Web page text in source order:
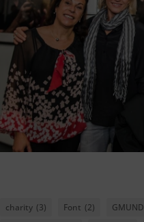
charity (3) Font (2) GMUND